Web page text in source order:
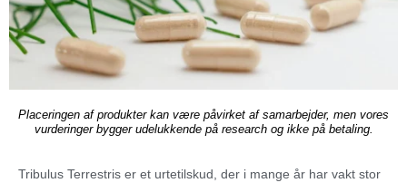
Placeringen af produkter kan være påvirket af samarbejder, men vores
vurderinger bygger udelukkende på research og ikke på betaling.
Tribulus Terrestris er et urtetilskud, der i mange år har vakt stor